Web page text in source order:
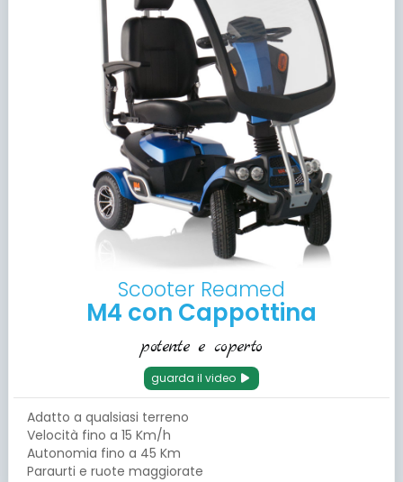
Scooter Reamed
M4 con Cappottina
potente e coperto
guarda il video
Adatto a qualsiasi terreno
Velocità fino a 15 Km/h
Autonomia fino a 45 Km
Paraurti e ruote maggiorate